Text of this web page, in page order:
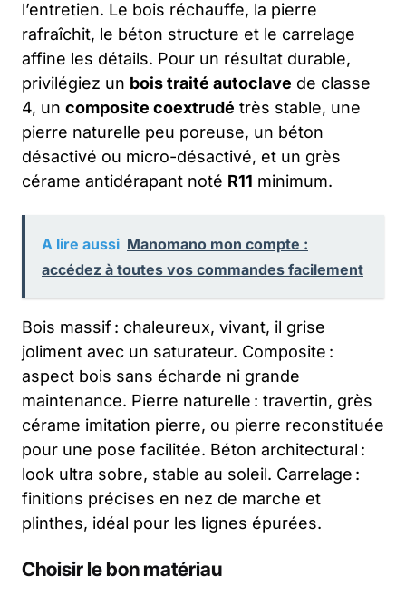
l’entretien. Le bois réchauffe, la pierre
rafraîchit, le béton structure et le carrelage
affine les détails. Pour un résultat durable,
privilégiez un bois traité autoclave de classe
4, un composite coextrudé très stable, une
pierre naturelle peu poreuse, un béton
désactivé ou micro-désactivé, et un grès
cérame antidérapant noté R11 minimum.
A lire aussi Manomano mon compte :
accédez à toutes vos commandes facilement
Bois massif : chaleureux, vivant, il grise
joliment avec un saturateur. Composite :
aspect bois sans écharde ni grande
maintenance. Pierre naturelle : travertin, grès
cérame imitation pierre, ou pierre reconstituée
pour une pose facilitée. Béton architectural :
look ultra sobre, stable au soleil. Carrelage :
finitions précises en nez de marche et
plinthes, idéal pour les lignes épurées.
Choisir le bon matériau